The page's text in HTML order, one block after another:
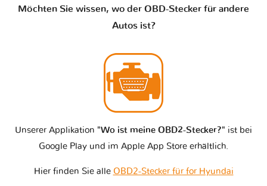
Möchten Sie wissen, wo der OBD-Stecker für andere
Autos ist?
Unserer Applikation "Wo ist meine OBD2-Stecker?" ist bei
Google Play und im Apple App Store erhältlich.
Hier finden Sie alle OBD2-Stecker für for Hyundai